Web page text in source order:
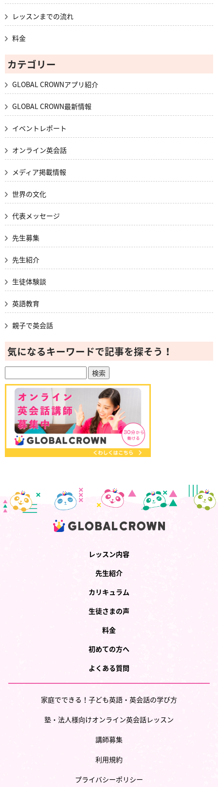
レッスンまでの流れ
料金
カテゴリー
GLOBAL CROWNアプリ紹介
GLOBAL CROWN最新情報
イベントレポート
オンライン英会話
メディア掲載情報
世界の文化
代表メッセージ
先生募集
先生紹介
生徒体験談
英語教育
親子で英会話
気になるキーワードで記事を探そう！
レッスン内容
先生紹介
カリキュラム
生徒さまの声
料金
初めての方へ
よくある質問
家庭でできる！子ども英語・英会話の学び方
塾・法人様向けオンライン英会話レッスン
講師募集
利用規約
プライバシーポリシー